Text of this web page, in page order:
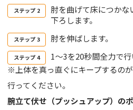
肘を曲げて床につかな
下ろします。
肘を伸ばします。
1～3を20秒間全力で行
※上体を真っ直ぐにキープするの
行ってください。
腕立て伏せ（プッシュアップ）の